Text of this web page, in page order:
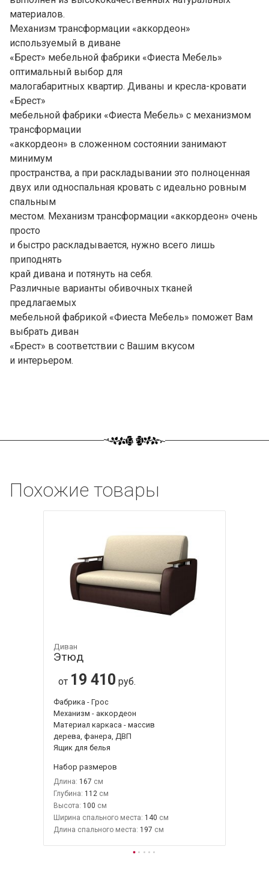
материалов.
Механизм трансформации «аккордеон»
используемый в диване
«Брест» мебельной фабрики «Фиеста Мебель»
оптимальный выбор для
малогабаритных квартир. Диваны и кресла-кровати
«Брест»
мебельной фабрики «Фиеста Мебель» с механизмом
трансформации
«аккордеон» в сложенном состоянии занимают
минимум
пространства, а при раскладывании это полноценная
двух или односпальная кровать с идеально ровным
спальным
местом. Механизм трансформации «аккордеон» очень
просто
и быстро раскладывается, нужно всего лишь
приподнять
край дивана и потянуть на себя.
Различные варианты обивочных тканей
предлагаемых
мебельной фабрикой «Фиеста Мебель» поможет Вам
выбрать диван
«Брест» в соответствии с Вашим вкусом
и интерьером.
Похожие товары
Диван
Этюд
от 19 410 руб.
Фабрика - Грос
Механизм - аккордеон
Материал каркаса - массив
дерева, фанера, ДВП
Ящик для белья
Набор размеров
Длина: 167
Глубина: 112
Высота: 100
Ширина спального места: 140
Длина спального места: 197